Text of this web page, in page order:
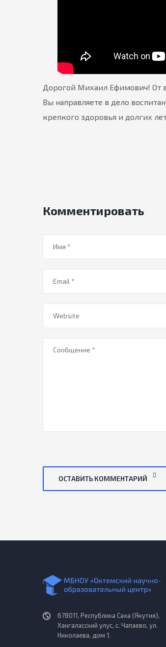
Дорогой Михаил Ефимович! От
Вы направляете в дело
крепкого здоровья и долгих
Комментировать
ОСТАВИТЬ КОММЕНТАРИЙ
678011, Республика Саха (Якутия),
Хангаласский улус, с. Чапаево, ул.
Николаева, дом 1.